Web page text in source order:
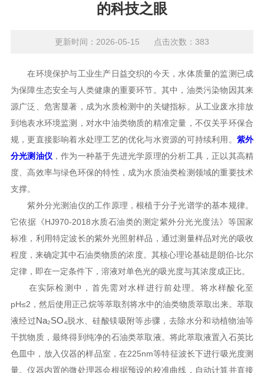
的科技之眼
更新时间：2026-05-15 点击次数：383
在环境保护与工业生产日益交织的今天，水体质量的监测已成
为保障生态安全与人类健康的重要环节。其中，油类污染物因其来
源广泛、危害显著，成为水质检测中的关键指标。从工业废水排放
到地表水环境监测，对水中油类物质的精准定量，不仅关乎环保合
规，更直接影响着水处理工艺的优化与水资源的可持续利用。 紫外
分光测油仪 ，作为一种基于先进光学原理的分析工具，正以其高精
度、高效率与绿色环保的特性，成为水质油类检测领域的重要技术
支撑。
紫外分光测油仪的工作原理，根植于分子光谱学的基本规律。
它依据《HJ970-2018水质石油类的测定紫外分光光度法》等国家
标准，利用特定波长的紫外光照射样品，通过测量样品对光的吸收
程度，来确定其中石油类物质的浓度。其核心理论基础是朗伯-比尔
定律，即在一定条件下，溶液对单色光的吸光度与其浓度成正比。
在实际检测中，首先需对水样进行前处理。将水样酸化至
pH≤2，然后使用正己烷等萃取剂将水中的油类物质萃取出来。萃取
液经过Na₂SO₄脱水、硅酸镁吸附等步骤，去除水分和动植物油等
干扰物质，最终得到纯净的石油类萃取液。将此萃取液置入石英比
色皿中，放入仪器的样品室，在225nm等特征波长下进行吸光度测
量。仪器内置的微处理器会根据预设的校准曲线，自动计算并直接